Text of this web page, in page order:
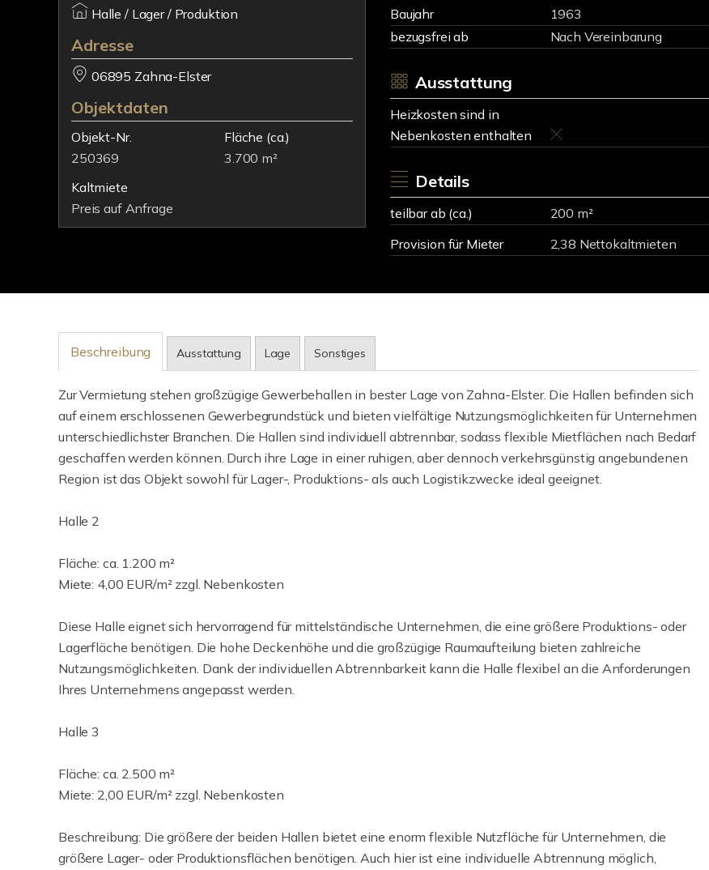
Halle / Lager / Produktion
Adresse
06895 Zahna-Elster
Objektdaten
Objekt-Nr.
250369
Fläche (ca.)
3.700 m²
Kaltmiete
Preis auf Anfrage
Baujahr 1963
bezugsfrei ab
Nach Vereinbarung
Ausstattung
Heizkosten sind in
Nebenkosten enthalten
Details
teilbar ab (ca.) 200 m²
Provision für Mieter
2,38 Nettokaltmieten
Beschreibung Ausstattung Lage Sonstiges
Zur Vermietung stehen großzügige Gewerbehallen in bester Lage von Zahna-Elster. Die Hallen befinden sich
auf einem erschlossenen Gewerbegrundstück und bieten vielfältige Nutzungsmöglichkeiten für Unternehmen
unterschiedlichster Branchen. Die Hallen sind individuell abtrennbar, sodass flexible Mietflächen nach Bedarf
geschaffen werden können. Durch ihre Lage in einer ruhigen, aber dennoch verkehrsgünstig angebundenen
Region ist das Objekt sowohl für Lager-, Produktions- als auch Logistikzwecke ideal geeignet.
Halle 2
Fläche: ca. 1.200 m²
Miete: 4,00 EUR/m² zzgl. Nebenkosten
Diese Halle eignet sich hervorragend für mittelständische Unternehmen, die eine größere Produktions- oder
Lagerfläche benötigen. Die hohe Deckenhöhe und die großzügige Raumaufteilung bieten zahlreiche
Nutzungsmöglichkeiten. Dank der individuellen Abtrennbarkeit kann die Halle flexibel an die Anforderungen
Ihres Unternehmens angepasst werden.
Halle 3
Fläche: ca. 2.500 m²
Miete: 2,00 EUR/m² zzgl. Nebenkosten
Beschreibung: Die größere der beiden Hallen bietet eine enorm flexible Nutzfläche für Unternehmen, die
größere Lager- oder Produktionsflächen benötigen. Auch hier ist eine individuelle Abtrennung möglich,